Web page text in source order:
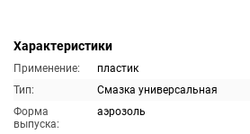
Характеристики
Применение:
пластик
Тип:
Смазка универсальная
Форма
выпуска:
аэрозоль